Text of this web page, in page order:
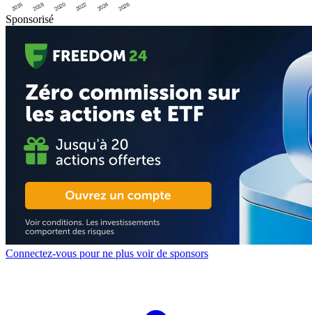
2016 2018 2020 2022 2024 2026
Sponsorisé
Connectez-vous pour ne plus voir de sponsors